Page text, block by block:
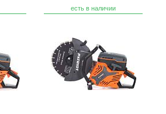
есть в наличии